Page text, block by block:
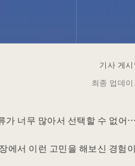
기사 게
최종 업데
가 너무 많아서 선택할 수 없어
에서 이런 고민을 해보신 경험